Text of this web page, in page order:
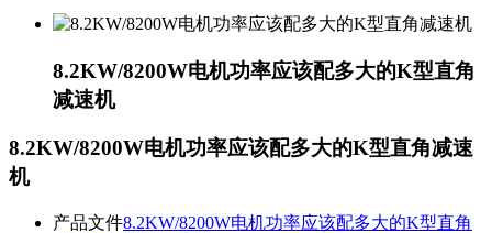
8.2KW/8200W电机功率应该配多大的K型直角
减速机
8.2KW/8200W电机功率应该配多大的K型直角减速
机
产品文件8.2KW/8200W电机功率应该配多大的K型直角